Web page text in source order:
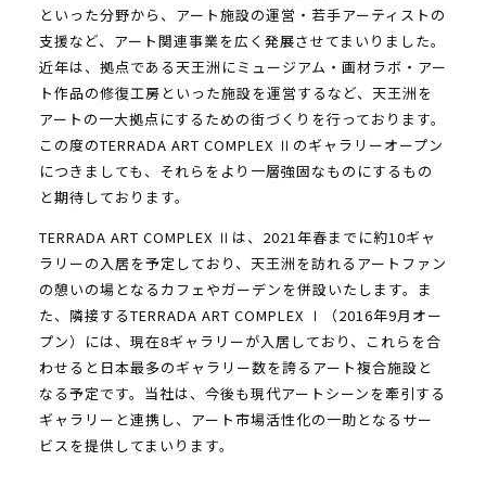
といった分野から、アート施設の運営・若手アーティストの
支援など、アート関連事業を広く発展させてまいりました。
近年は、拠点である天王洲にミュージアム・画材ラボ・アー
ト作品の修復工房といった施設を運営するなど、天王洲を
アートの一大拠点にするための街づくりを行っております。
この度のTERRADA ART COMPLEX Ⅱのギャラリーオープン
につきましても、それらをより一層強固なものにするもの
と期待しております。
TERRADA ART COMPLEX Ⅱは、2021年春までに約10ギャ
ラリーの入居を予定しており、天王洲を訪れるアートファン
の憩いの場となるカフェやガーデンを併設いたします。ま
た、隣接するTERRADA ART COMPLEX Ⅰ（2016年9月オー
プン）には、現在8ギャラリーが入居しており、これらを合
わせると日本最多のギャラリー数を誇るアート複合施設と
なる予定です。当社は、今後も現代アートシーンを牽引する
ギャラリーと連携し、アート市場活性化の一助となるサー
ビスを提供してまいります。